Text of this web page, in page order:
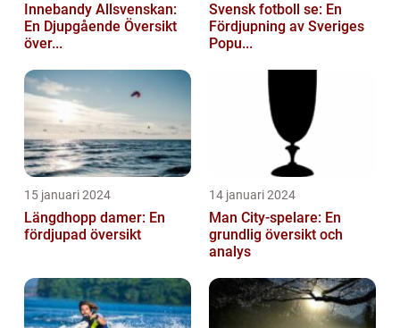
Innebandy Allsvenskan:
En Djupgående Översikt
över...
Svensk fotboll se: En
Fördjupning av Sveriges
Popu...
15 januari 2024
Längdhopp damer: En
fördjupad översikt
14 januari 2024
Man City-spelare: En
grundlig översikt och
analys